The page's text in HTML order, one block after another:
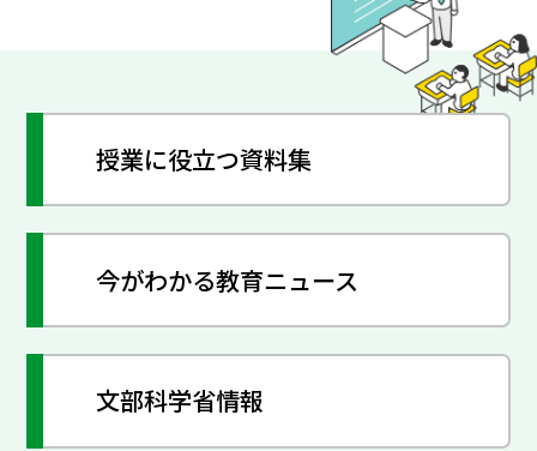
授業に役立つ資料集
今がわかる教育ニュース
文部科学省情報